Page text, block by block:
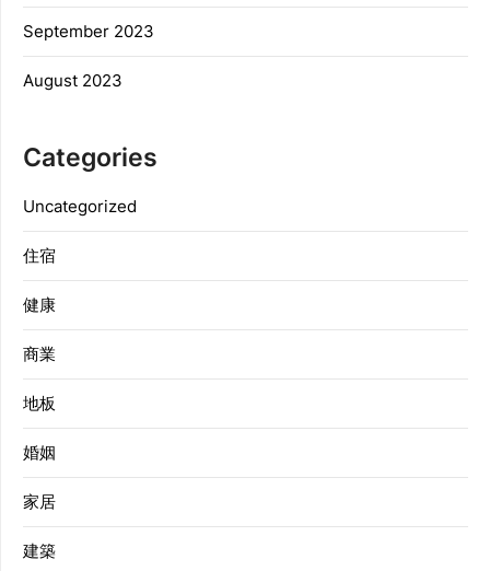
September 2023
August 2023
Categories
Uncategorized
住宿
健康
商業
地板
婚姻
家居
建築